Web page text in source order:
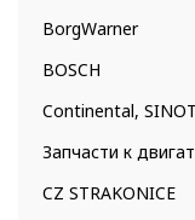
BorgWarner
BOSCH
Continental,
Запчасти к
CZ STRAKONICE